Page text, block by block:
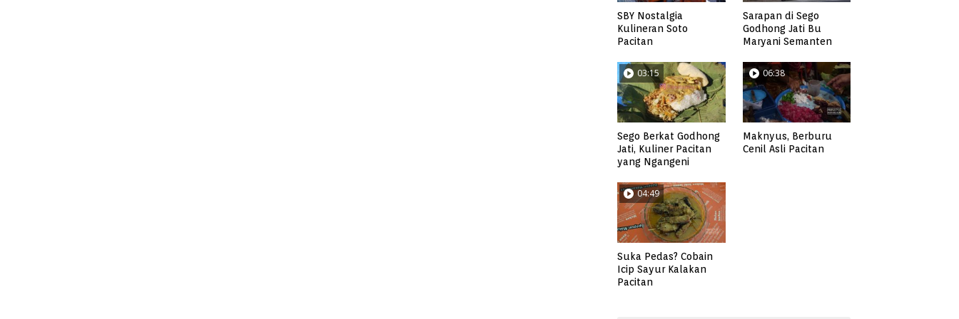
SBY Nostalgia
Kulineran Soto
Pacitan
Sarapan di Sego
Godhong Jati Bu
Maryani Semanten
03:15
Sego Berkat Godhong
Jati, Kuliner Pacitan
yang Ngangeni
06:38
Maknyus, Berburu
Cenil Asli Pacitan
04:49
Suka Pedas? Cobain
Icip Sayur Kalakan
Pacitan